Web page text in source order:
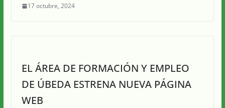
17 octubre, 2024
EL ÁREA DE FORMACIÓN Y EMPLEO
DE ÚBEDA ESTRENA NUEVA PÁGINA
WEB